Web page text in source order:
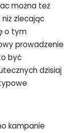
można też
zlecając
o tym
prowadzenie
być
dzisiaj
kampanie